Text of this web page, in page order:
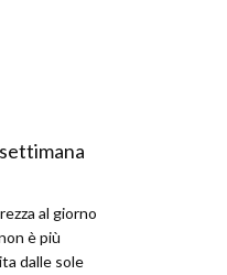
al giorno
è più
dalle sole